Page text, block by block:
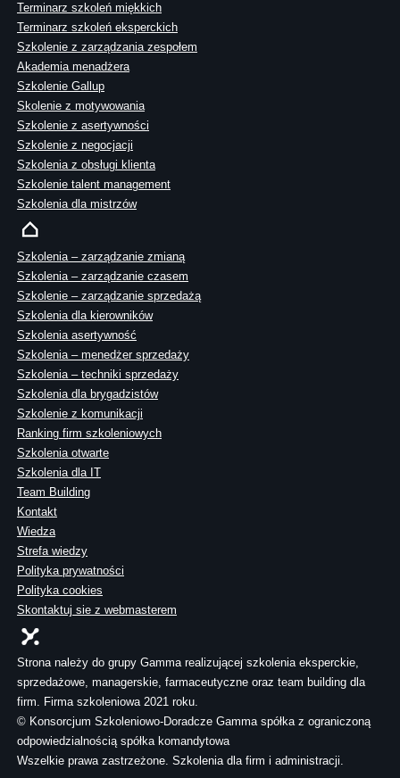
Terminarz szkoleń miękkich
Terminarz szkoleń eksperckich
Szkolenie z zarządzania zespołem
Akademia menadżera
Szkolenie Gallup
Skolenie z motywowania
Szkolenie z asertywności
Szkolenie z negocjacji
Szkolenia z obsługi klienta
Szkolenie talent management
Szkolenia dla mistrzów
Szkolenia – zarządzanie zmianą
Szkolenia – zarządzanie czasem
Szkolenie – zarządzanie sprzedażą
Szkolenia dla kierowników
Szkolenia asertywność
Szkolenia – menedżer sprzedaży
Szkolenia – techniki sprzedaży
Szkolenia dla brygadzistów
Szkolenie z komunikacji
Ranking firm szkoleniowych
Szkolenia otwarte
Szkolenia dla IT
Team Building
Kontakt
Wiedza
Strefa wiedzy
Polityka prywatności
Polityka cookies
Skontaktuj sie z webmasterem
Strona należy do grupy Gamma realizującej szkolenia eksperckie,
sprzedażowe, managerskie, farmaceutyczne oraz team building dla
firm. Firma szkoleniowa 2021 roku.
© Konsorcjum Szkoleniowo-Doradcze Gamma spółka z ograniczoną
odpowiedzialnością spółka komandytowa
Wszelkie prawa zastrzeżone. Szkolenia dla firm i administracji.